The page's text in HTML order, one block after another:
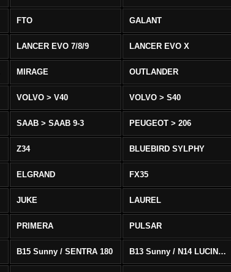
FTO GALANT
LANCER EVO 7/8/9 LANCER EVO X
MIRAGE OUTLANDER
VOLVO > V40 VOLVO > S40
SAAB > SAAB 9-3 PEUGEOT > 206
Z34 BLUEBIRD SYLPHY
ELGRAND FX35
JUKE LAUREL
PRIMERA PULSAR
B15 Sunny / SENTRA 180 B13 Sunny / N14 LUCINO / SENTRA 331